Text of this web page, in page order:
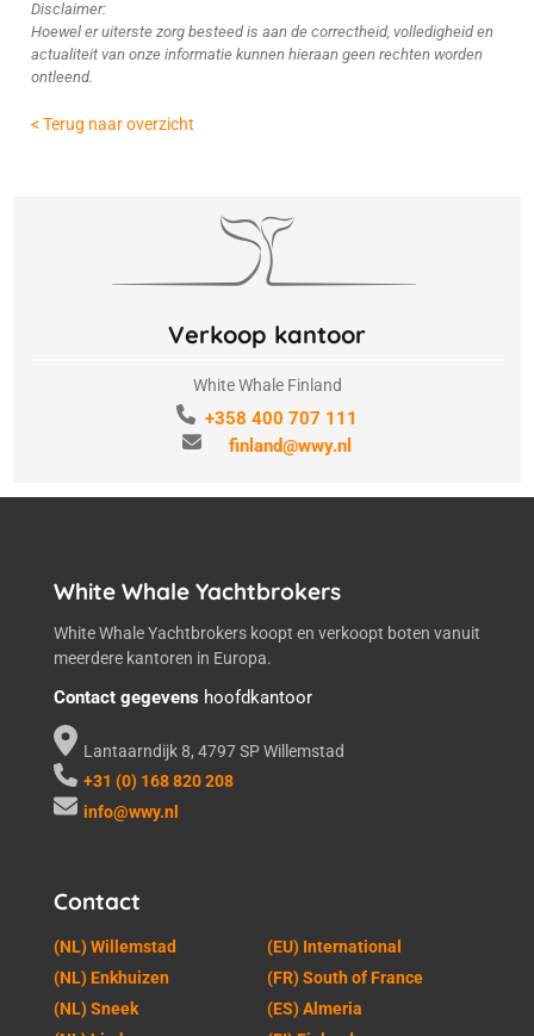
Disclaimer:
Hoewel er uiterste zorg besteed is aan de correctheid, volledigheid en
actualiteit van onze informatie kunnen hieraan geen rechten worden
ontleend.
< Terug naar overzicht
Verkoop kantoor
White Whale Finland
+358 400 707 111
finland@wwy.nl
White Whale Yachtbrokers
White Whale Yachtbrokers koopt en verkoopt boten vanuit
meerdere kantoren in Europa.
Contact gegevens hoofdkantoor
Lantaarndijk 8, 4797 SP Willemstad
+31 (0) 168 820 208
info@wwy.nl
Contact
(NL) Willemstad
(NL) Enkhuizen
(NL) Sneek
(EU) International
(FR) South of France
(ES) Almeria